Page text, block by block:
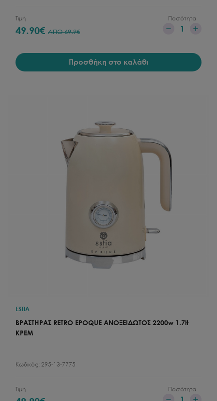
Τιμή
49.90€ ΑΠΟ69.9€
Ποσότητα
1
Προσθήκη στο καλάθι
ESTIA
ΒΡΑΣΤΗΡΑΣ RETRO EPOQUE ΑΝΟΞΕΙΔΩΤΟΣ 2200w 1.7lt
ΚΡΕΜ
Κωδικός: 295-13-7775
Τιμή Ποσότητα